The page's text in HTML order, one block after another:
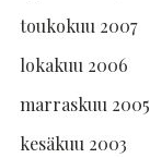
toukokuu 2007
lokakuu 2006
marraskuu 2005
kesäkuu 2003